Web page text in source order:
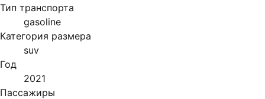
Тип транспорта
gasoline
Категория размера
suv
Год
2021
Пассажиры